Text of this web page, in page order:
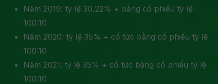
Năm 2019: tỷ lệ 30,22% + bằng cổ phiếu tỷ lệ
100:10
Năm 2020: tỷ lệ 35% + cổ tức bằng cổ phiếu tỷ lệ
100:10
Năm 2021: tỷ lệ 35% + cổ tức bằng cổ phiếu tỷ lệ
100:10